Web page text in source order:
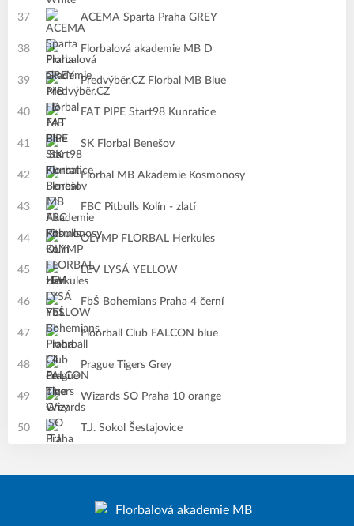
37 ACEMA Sparta Praha GREY
38 Florbalová akademie MB D
39 Předvýběr.CZ Florbal MB Blue
40 FAT PIPE Start98 Kunratice
41 SK Florbal Benešov
42 Florbal MB Akademie Kosmonosy
43 FBC Pitbulls Kolín - zlatí
44 OLYMP FLORBAL Herkules
45 LEV LYSÁ YELLOW
46 FbŠ Bohemians Praha 4 černí
47 Floorball Club FALCON blue
48 Prague Tigers Grey
49 Wizards SO Praha 10 orange
50 T.J. Sokol Šestajovice